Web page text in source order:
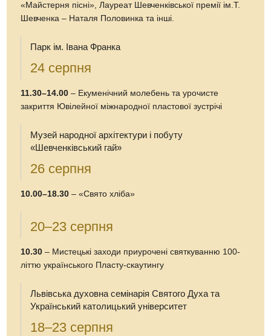
«Майстерня пісні», Лауреат Шевченківської премії ім.Т.
Шевченка – Наталя Половинка та інші.
Парк ім. Івана Франка
24 серпня
11.30–14.00 – Екуменічний молебень та урочисте
закриття Ювілейної міжнародної пластової зустрічі
Музей народної архітектури і побуту
«Шевченківський гай»
26 серпня
10.00–18.30 – «Свято хліба»
20–23 серпня
10.30 – Мистецькі заходи приурочені святкуванню 100-
літтю українського Пласту-скаутингу
Львівська духовна семінарія Святого Духа та
Український католицький університет
18–23 серпня